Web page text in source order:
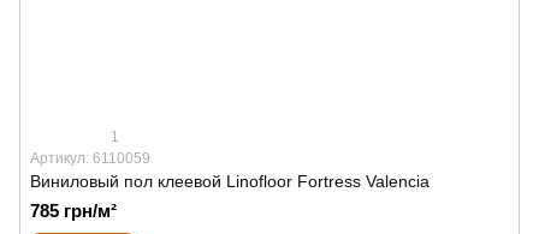
1
Артикул: 6110059
Виниловый пол клеевой Linofloor Fortress Valencia
785 грн/м²